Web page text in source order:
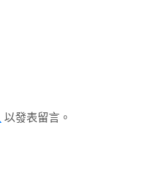
以發表留言。